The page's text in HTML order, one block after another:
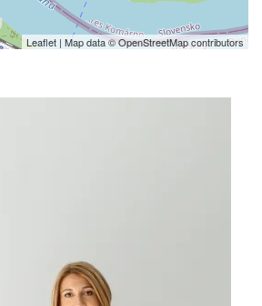
Leaflet | Map data ©OpenStreetMapcontributors